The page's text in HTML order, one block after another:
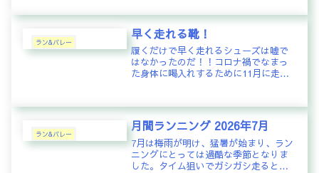
初にも目標とする10km1時間をついに
達成！VO2Max...
ラン&バレー
早く走れる靴！
履くだけで早く走れるシューズは嘘で
はなかったのだ！！コロナ禍でなまっ
た身体に喝入れするために11月に走り
を目標に取り組んだ。最初の目標を達
成するまで約2カ月。次の目標は時...
ラン&バレー
月間ランニング 2026年7月
7月は梅雨が明け、猛暑が始まり、ラン
ニングにとっては過酷な季節となりま
した。タイム狙いでガシガシ走ると汗